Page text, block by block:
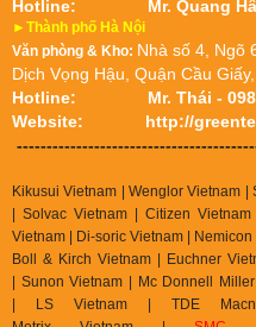
Hotline:
Mr. Quang
►Thành phố Hà Nội
Văn phòng & Kho: Nhà số 4, Ngõ
Dịch Vọng Hậu, Quận Cầu
Hotline:
Mr. Thái -
Website: http://
Kikusui Vietnam | Wenglor Vietnam |
| Solvac Vietnam | Citizen Vietnam
Vietnam | Di-soric Vietnam |
Nemicon
Boll & Kirch Vietnam | Euchner
| Sunon Vietnam | Mc Donnell
| LS Vietnam | TDE